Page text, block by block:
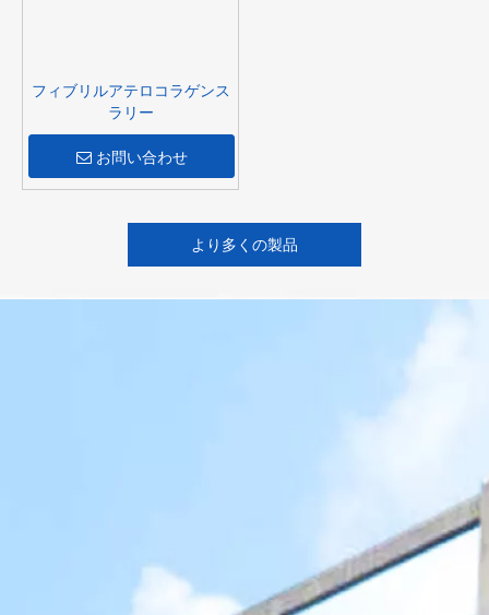
フィブリルアテロコラゲンス
ラリー
お問い合わせ
より多くの製品